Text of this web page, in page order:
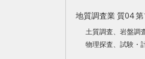
地質調査業 質04
土質調査、岩盤調
物理探査、試験・